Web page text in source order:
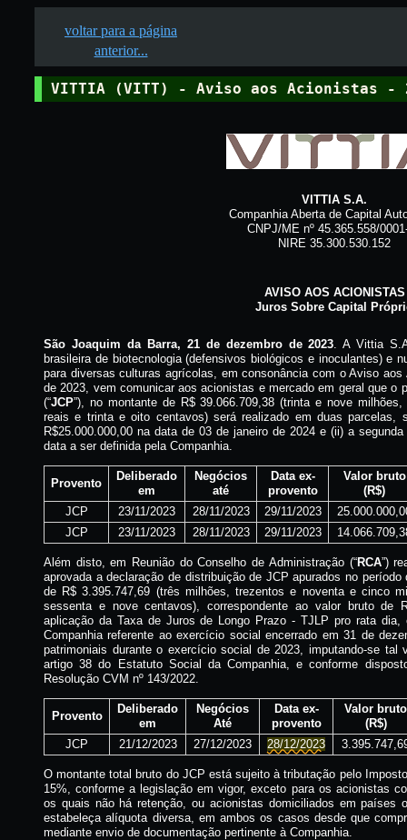
voltar para a página
anterior...
VITTIA (VITT) - Aviso aos Acionistas -
VITTIA S.A.
Companhia Aberta de Capital
CNPJ/ME nº 45.365.558/
NIRE 35.300.530.152
AVISO AOS ACIONISTAS
Juros Sobre Capital
São Joaquim da Barra, 21 de dezembro de 2023 . A Vittia
brasileira de biotecnologia (defensivos biológicos e inoculantes) e
para diversas culturas agrícolas, em consonância com o Aviso
de 2023, vem comunicar aos acionistas e mercado em geral que o
(“JCP”), no montante de R$ 39.066.709,38 (trinta e nove
reais e trinta e oito centavos) será realizado em duas parcelas,
R$25.000.000,00 na data de 03 de janeiro de 2024 e (ii) a
data a ser definida pela Companhia.
Provento
Deliberado
em
Negócios
até
Data ex-
provento
Valor bruto
(R$)
JCP
23/11/2023 28/11/2023 29/11/2023
JCP
23/11/2023 28/11/2023 29/11/2023
Além disto, em Reunião do Conselho de Administração (“RCA”)
aprovada a declaração de distribuição de JCP apurados no
de R$ 3.395.747,69 (três milhões, trezentos e noventa e cinco
sessenta e nove centavos), correspondente ao valor bruto de
aplicação da Taxa de Juros de Longo Prazo - TJLP pro rata dia,
Companhia referente ao exercício social encerrado em 31 de
patrimoniais durante o exercício social de 2023, imputando-se tal
artigo 38 do Estatuto Social da Companhia, e conforme
Resolução CVM nº 143/2022.
Provento
Deliberado
em
Negócios
Até
Data ex-
provento
Valor bruto
(R$)
JCP
21/12/2023 27/12/2023 28/12/2023
O montante total bruto do JCP está sujeito à tributação pelo
15%, conforme a legislação em vigor, exceto para os acionistas
os quais não há retenção, ou acionistas domiciliados em países
estabeleça alíquota diversa, em ambos os casos desde que
mediante envio de documentação pertinente à Companhia.